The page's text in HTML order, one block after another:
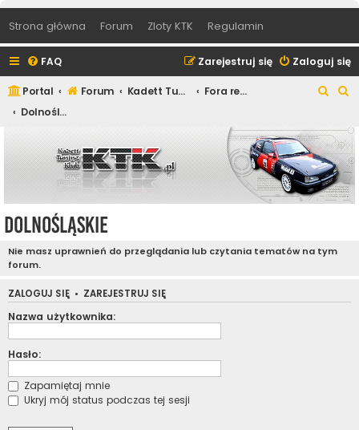
Strona główna Forum Zloty KTK Regulamin
FAQ Zaloguj się
Zarejestruj się
Portal Forum Kadett Tuning Klub
Fora regionalne
Dolnośląskie
u
k
a
u
k
a
j
Dolnośląskie
Nie masz uprawnień do przeglądania lub czytania tematów na tym
forum.
ZALOGUJ SIĘ • ZAREJESTRUJ SIĘ
Nazwa użytkownika:
Hasło:
Zapamiętaj mnie
Ukryj mój status podczas tej sesji